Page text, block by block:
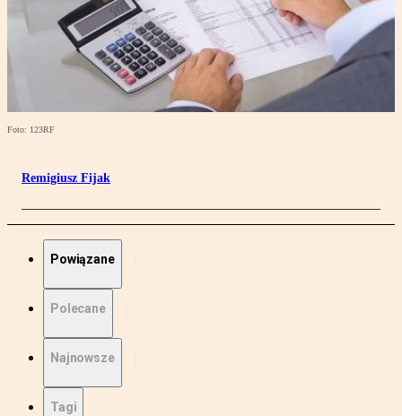
Foto: 123RF
Remigiusz Fijak
Powiązane
Polecane
Najnowsze
Tagi